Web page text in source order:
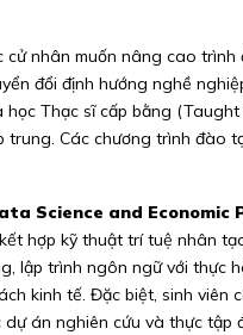
cử nhân muốn nâng cao trình
đổi định hướng nghề
Thạc sĩ cấp bằng
trung. Các chương trình đào
Science and Economic
hợp kỹ thuật trí tuệ nhân
lập trình ngôn ngữ với thực
kinh tế. Đặc biệt, sinh viên
dự án nghiên cứu và thực tập